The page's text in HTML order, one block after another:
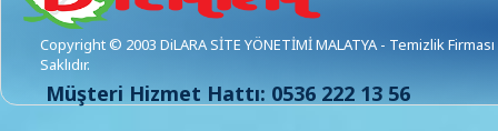
Copyright © 2003 DiLARA SİTE YÖNETİMİ MALATYA - Temizlik Firması
Saklıdır.
Müşteri Hizmet Hattı: 0536 222 13 56